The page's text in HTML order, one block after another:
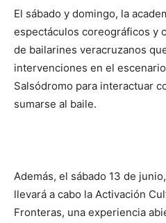
El sábado y domingo, la
espectáculos coreográficos y
de bailarines veracruzanos
intervenciones en el
Salsódromo para interactuar
sumarse al baile.
Además, el sábado 13 de
llevará a cabo la Activación
Fronteras, una experiencia